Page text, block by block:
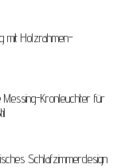
mit Holzrahmen-
Messing-Kronleuchter für
Schlafzimmerdesign